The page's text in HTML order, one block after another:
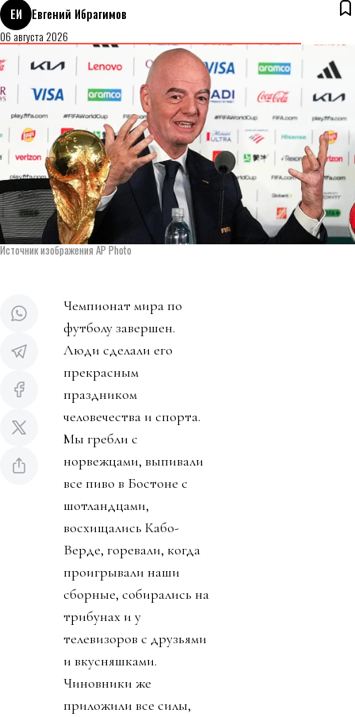
ЕИ
Евгений Ибрагимов
06 августа 2026
Источник изображения AP Photo
Чемпионат мира по
футболу завершен.
Люди сделали его
прекрасным
праздником
человечества и спорта.
Мы гребли с
норвежцами, выпивали
все пиво в Бостоне с
шотландцами,
восхищались Кабо-
Верде, горевали, когда
проигрывали наши
сборные, собирались на
трибунах и у
телевизоров с друзьями
и вкусняшками.
Чиновники же
приложили все силы,